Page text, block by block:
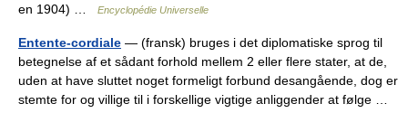
en 1904) …
Encyclopédie Universelle
Entente-cordiale — (fransk) bruges i det diplomatiske sprog til
betegnelse af et sådant forhold mellem 2 eller flere stater, at de,
uden at have sluttet noget formeligt forbund desangående, dog er
stemte for og villige til i forskellige vigtige anliggender at følge …